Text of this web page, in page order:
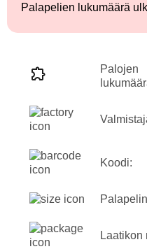
Palapelien lukumäärä
Palojen
Koodi:
Laatikon